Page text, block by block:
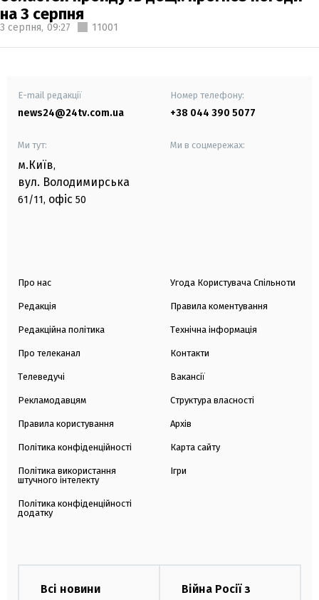
на 3 серпня
3 серпня, 09:27 11001
E-mail редакції
news24@24tv.com.ua
Номер телефону:
+38 044 390 5077
Ми тут:
м.Київ,
вул. Володимирська
61/11, офіс 50
Ми в соцмережах:
Про нас
Редакція
Редакційна політика
Про телеканал
Телеведучі
Рекламодавцям
Правила користування
Політика конфіденційності
Політика використання
штучного інтелекту
Політика конфіденційності
додатку
Угода Користувача Спільноти
Правила коментування
Технічна інформація
Контакти
Вакансії
Структура власності
Архів
Карта сайту
Ігри
Всі новини
Війна Росії з